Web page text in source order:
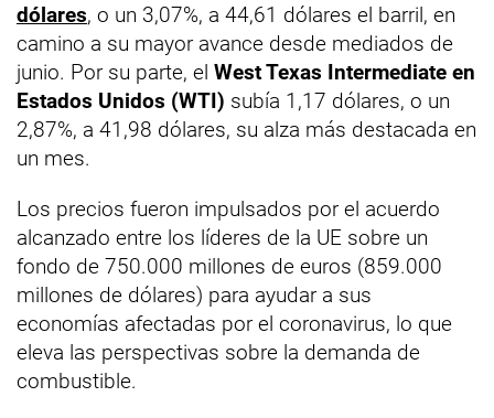
dólares, o un 3,07%, a 44,61 dólares el barril, en
camino a su mayor avance desde mediados de
junio. Por su parte, el West Texas Intermediate en
Estados Unidos (WTI) subía 1,17 dólares, o un
2,87%, a 41,98 dólares, su alza más destacada en
un mes.
Los precios fueron impulsados por el acuerdo
alcanzado entre los líderes de la UE sobre un
fondo de 750.000 millones de euros (859.000
millones de dólares) para ayudar a sus
economías afectadas por el coronavirus, lo que
eleva las perspectivas sobre la demanda de
combustible.